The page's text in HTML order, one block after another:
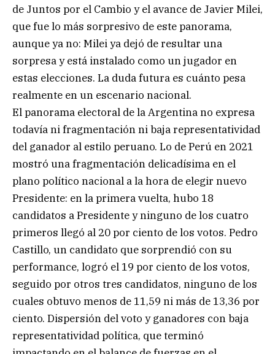
de Juntos por el Cambio y el avance de Javier Milei,
que fue lo más sorpresivo de este panorama,
aunque ya no: Milei ya dejó de resultar una
sorpresa y está instalado como un jugador en
estas elecciones. La duda futura es cuánto pesa
realmente en un escenario nacional.
El panorama electoral de la Argentina no expresa
todavía ni fragmentación ni baja representatividad
del ganador al estilo peruano. Lo de Perú en 2021
mostró una fragmentación delicadísima en el
plano político nacional a la hora de elegir nuevo
Presidente: en la primera vuelta, hubo 18
candidatos a Presidente y ninguno de los cuatro
primeros llegó al 20 por ciento de los votos. Pedro
Castillo, un candidato que sorprendió con su
performance, logró el 19 por ciento de los votos,
seguido por otros tres candidatos, ninguno de los
cuales obtuvo menos de 11,59 ni más de 13,36 por
ciento. Dispersión del voto y ganadores con baja
representatividad política, que terminó